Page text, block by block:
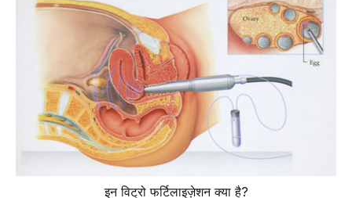
5. मेडिकल यूज़ केस (Medical Use Cases):
एक्सपर्ट इनसाइट्स: डॉ. अंशु अग्रवाल की राय – डोनर एग IVF और मरीजों को क्या
इन विट्रो फर्टिलाइज़ेशन क्या है?